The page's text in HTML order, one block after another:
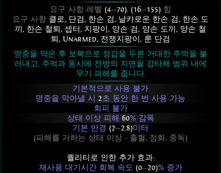
요구 사항 레벨 (4—70), (16—155) 힘
요구 사항 클로, 단검, 한손 검, 날카로운 한손 검, 한손 도
끼 , 한손 철퇴 , 셉터, 지팡이 , 양손 검, 양손 도끼 , 양손 철
퇴 , Unarmed, 전쟁지팡이 , 룬 단검
명중을 막은 후 보복으로 장갑을 두른 거대한 주먹을 불
러내고, 주먹과 동시에 전방의 지면을 강타해 범위 내에
무기 피해를 줍니다.
기본적으로 사용 불가
명중을 막아낼 시 2초 동안 한 번 사용 가능
회피 불가
상태 이상 피해 60% 감폭
기본 반경 (2—2.8)미터
(피해를 가하는 상태 이상 - 출혈, 점화, 중독)
퀄리티로 인한 추가 효과:
재사용 대기시간 회복 속도 (0—20)% 증가